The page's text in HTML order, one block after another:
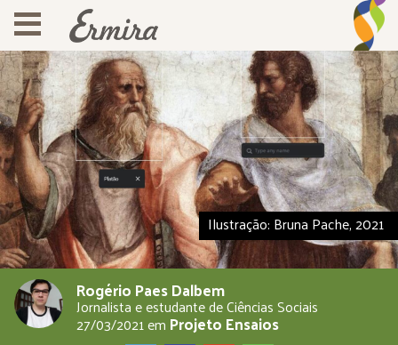
Ilustração: Bruna Pache, 2021
Rogério Paes Dalbem
Jornalista e estudante de Ciências Sociais
27/03/2021em Projeto Ensaios